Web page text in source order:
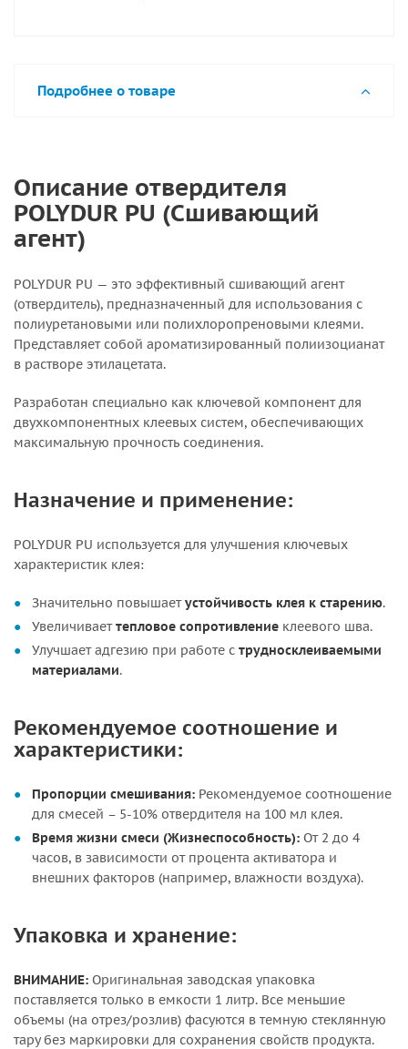
Подробнее о товаре
Описание отвердителя
POLYDUR PU (Сшивающий
агент)
POLYDUR PU — это эффективный сшивающий агент
(отвердитель), предназначенный для использования с
полиуретановыми или полихлоропреновыми клеями.
Представляет собой ароматизированный полиизоцианат
в растворе этилацетата.
Разработан специально как ключевой компонент для
двухкомпонентных клеевых систем, обеспечивающих
максимальную прочность соединения.
Назначение и применение:
POLYDUR PU используется для улучшения ключевых
характеристик клея:
Значительно повышаетустойчивость клея к старению.
Увеличиваеттепловое сопротивление клеевого шва.
Улучшает адгезию при работе с трудносклеиваемыми
материалами.
Рекомендуемое соотношение и
характеристики:
Пропорции смешивания: Рекомендуемое соотношение
для смесей – 5-10% отвердителя на 100 мл клея.
Время жизни смеси (Жизнеспособность): От 2 до 4
часов, в зависимости от процента активатора и
внешних факторов (например, влажности воздуха).
Упаковка и хранение:
ВНИМАНИЕ: Оригинальная заводская упаковка
поставляется только в емкости 1 литр. Все меньшие
объемы (на отрез/розлив) фасуются в темную стеклянную
тару без маркировки для сохранения свойств продукта.